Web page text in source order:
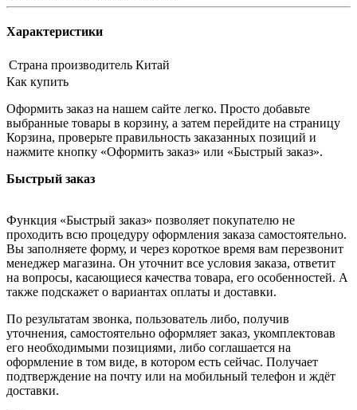
Характеристики
Страна производитель Китай
Как купить
Оформить заказ на нашем сайте легко. Просто добавьте
выбранные товары в корзину, а затем перейдите на страницу
Корзина, проверьте правильность заказанных позиций и
нажмите кнопку «Оформить заказ» или «Быстрый заказ».
Быстрый заказ
Функция «Быстрый заказ» позволяет покупателю не
проходить всю процедуру оформления заказа самостоятельно.
Вы заполняете форму, и через короткое время вам перезвонит
менеджер магазина. Он уточнит все условия заказа, ответит
на вопросы, касающиеся качества товара, его особенностей. А
также подскажет о вариантах оплаты и доставки.
По результатам звонка, пользователь либо, получив
уточнения, самостоятельно оформляет заказ, укомплектовав
его необходимыми позициями, либо соглашается на
оформление в том виде, в котором есть сейчас. Получает
подтверждение на почту или на мобильный телефон и ждёт
доставки.